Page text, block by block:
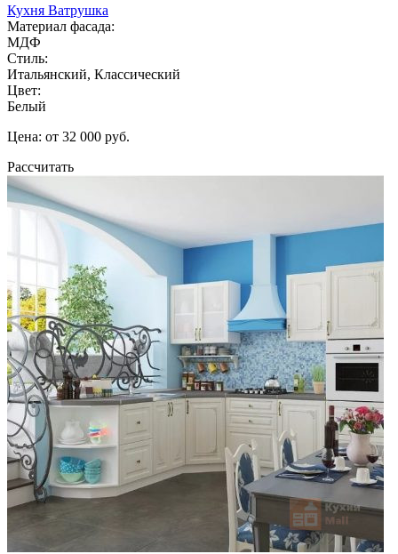
Кухня Ватрушка
Материал фасада:
МДФ
Стиль:
Итальянский, Классический
Цвет:
Белый
Цена: от 32 000 руб.
Рассчитать